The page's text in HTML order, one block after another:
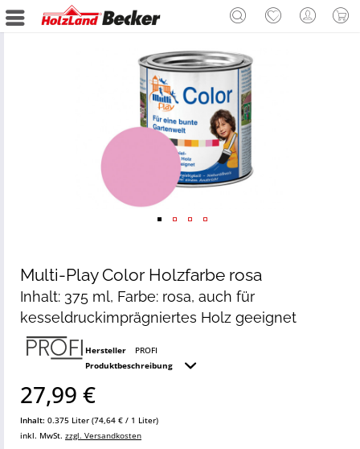
Multi-Play Color Holzfarbe rosa
Inhalt: 375 ml, Farbe: rosa, auch für
kesseldruckimprägniertes Holz geeignet
Hersteller
PROFI
Produktbeschreibung
27,99 €
Inhalt: 0.375 Liter (74,64 € / 1 Liter)
inkl. MwSt. zzgl. Versandkosten